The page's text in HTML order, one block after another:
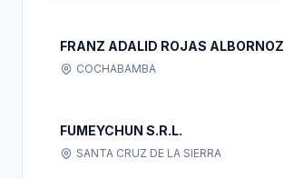
FRANZ ADALID ROJAS ALBORNOZ
COCHABAMBA
FUMEYCHUN S.R.L.
SANTA CRUZ DE LA SIERRA